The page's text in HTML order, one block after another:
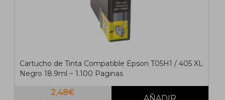
Cartucho de Tinta Compatible Epson T05H1 / 405 XL
Negro 18.9ml ~ 1.100 Paginas
2,48€